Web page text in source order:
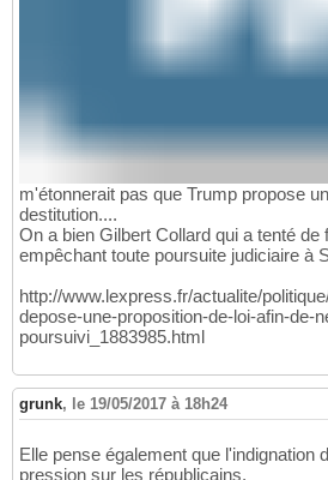
m'étonnerait pas que Trump propose
destitution....
On a bien Gilbert Collard qui a tenté de
empêchant toute poursuite judiciaire à
http://www.lexpress.fr/actualite/
depose-une-proposition-de-loi-afin-de-
poursuivi_1883985.html
grunk, le 19/05/2017 à 18h24
Elle pense également que l'indignation
pression sur les républicains,